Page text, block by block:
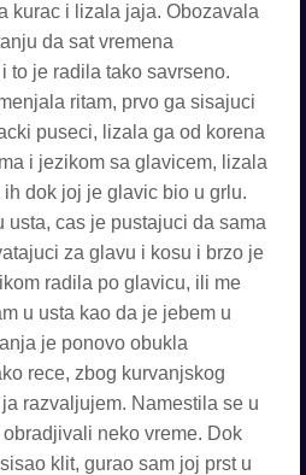
kurac i lizala jaja. Obozavala
da sat vremena
to je radila tako savrseno.
ritam, prvo ga sisajuci
puseci, lizala ga od korena
i jezikom sa glavicem, lizala
dok joj je glavic bio u grlu.
usta, cas je pustajuci da sama
za glavu i kosu i brzo je
radila po glavicu, ili me
u usta kao da je jebem u
je ponovo obukla
rece, zbog kurvanjskog
razvaljujem. Namestila se u
neko vreme. Dok
klit, gurao sam joj prst u